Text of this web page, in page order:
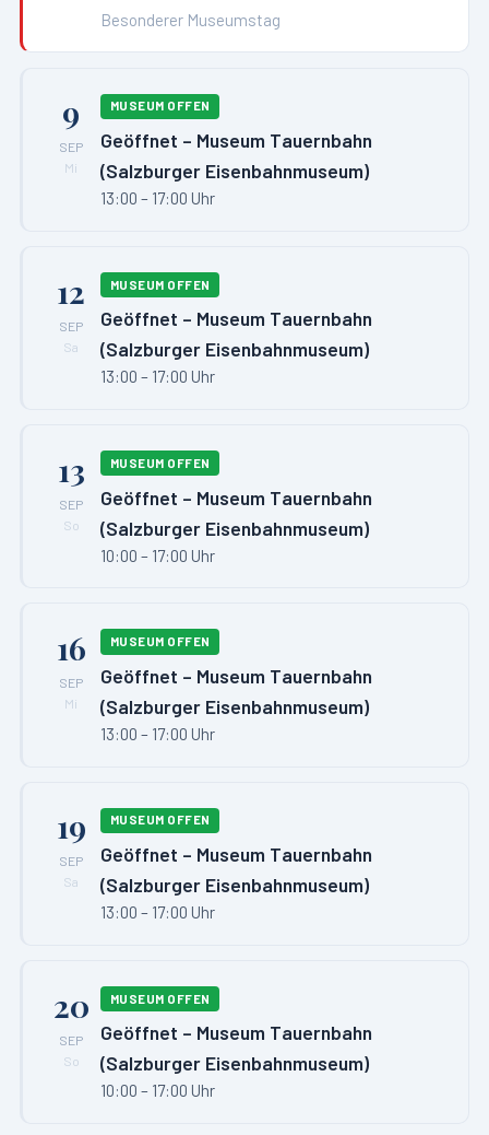
Besonderer Museumstag
9
SEP
Mi
MUSEUM OFFEN
Geöffnet – Museum Tauernbahn
(Salzburger Eisenbahnmuseum)
13:00 – 17:00 Uhr
12
SEP
Sa
MUSEUM OFFEN
Geöffnet – Museum Tauernbahn
(Salzburger Eisenbahnmuseum)
13:00 – 17:00 Uhr
13
SEP
So
MUSEUM OFFEN
Geöffnet – Museum Tauernbahn
(Salzburger Eisenbahnmuseum)
10:00 – 17:00 Uhr
16
SEP
Mi
MUSEUM OFFEN
Geöffnet – Museum Tauernbahn
(Salzburger Eisenbahnmuseum)
13:00 – 17:00 Uhr
19
SEP
Sa
MUSEUM OFFEN
Geöffnet – Museum Tauernbahn
(Salzburger Eisenbahnmuseum)
13:00 – 17:00 Uhr
20
SEP
So
MUSEUM OFFEN
Geöffnet – Museum Tauernbahn
(Salzburger Eisenbahnmuseum)
10:00 – 17:00 Uhr